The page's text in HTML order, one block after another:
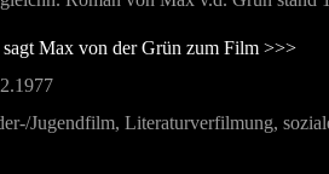
sagt Max von der Grün zum Film >>>
Jugendfilm, Literaturverfilmung,